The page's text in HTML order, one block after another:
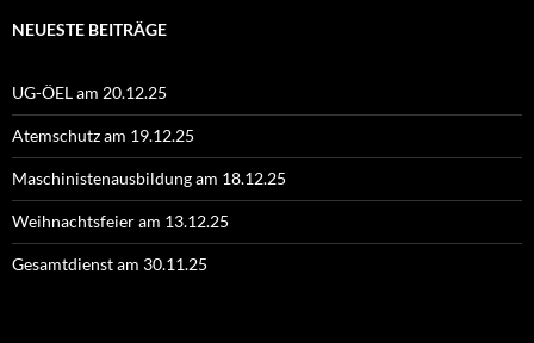
NEUESTE BEITRÄGE
UG-ÖEL am 20.12.25
Atemschutz am 19.12.25
Maschinistenausbildung am 18.12.25
Weihnachtsfeier am 13.12.25
Gesamtdienst am 30.11.25